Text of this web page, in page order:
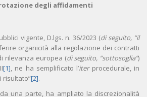
degli affidamenti
vigente, D.lgs. n. 36/2023 (di seguito, “il
organicità alla regolazione dei contratti
rilevanza europea (di seguito, “sottosoglia”)
[1], ne ha semplificato l’iter procedurale, in
risultato”[2].
una parte, ha ampliato la discrezionalità